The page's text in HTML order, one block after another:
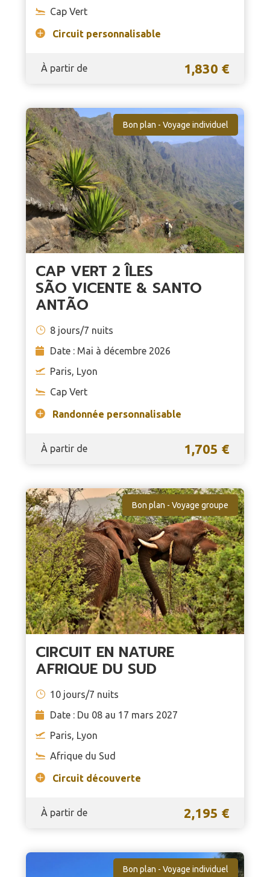
Cap Vert
Circuit personnalisable
À partir de 1,830 €
Bon plan - Voyage individuel
CAP VERT 2 ÎLES
SÃO VICENTE & SANTO
ANTÃO
8 jours/7 nuits
Date : Mai à décembre 2026
Paris, Lyon
Cap Vert
Randonnée personnalisable
À partir de 1,705 €
Bon plan - Voyage groupe
CIRCUIT EN NATURE
AFRIQUE DU SUD
10 jours/7 nuits
Date : Du 08 au 17 mars 2027
Paris, Lyon
Afrique du Sud
Circuit découverte
À partir de 2,195 €
Bon plan - Voyage individuel